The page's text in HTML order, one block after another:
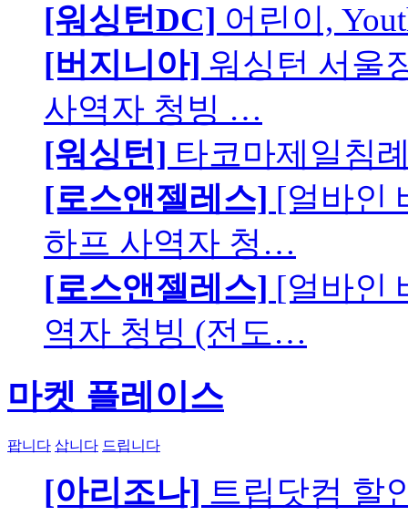
[워싱턴DC] 어린이,
[버지니아] 워싱턴 서울
사역자 청빙 …
[워싱턴] 타코마제일침
[로스앤젤레스] [얼바인
하프 사역자 청…
[로스앤젤레스] [얼바인
역자 청빙 (전도…
마켓 플레이스
팝니다 삽니다 드립니다
[아리조나] 트립닷컴 할